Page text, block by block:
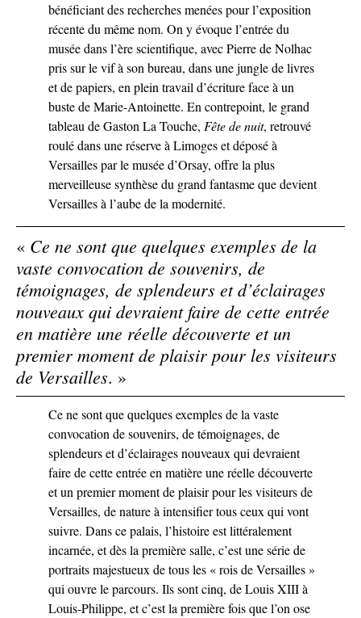
bénéficiant des recherches menées pour l’exposition
récente du même nom. On y évoque l’entrée du
musée dans l’ère scientifique, avec Pierre de Nolhac
pris sur le vif à son bureau, dans une jungle de livres
et de papiers, en plein travail d’écriture face à un
buste de Marie-Antoinette. En contrepoint, le grand
tableau de Gaston La Touche, Fête de nuit, retrouvé
roulé dans une réserve à Limoges et déposé à
Versailles par le musée d’Orsay, offre la plus
merveilleuse synthèse du grand fantasme que devient
Versailles à l’aube de la modernité.
« Ce ne sont que quelques exemples de la
vaste convocation de souvenirs, de
témoignages, de splendeurs et d’éclairages
nouveaux qui devraient faire de cette entrée
en matière une réelle découverte et un
premier moment de plaisir pour les visiteurs
de Versailles. »
Ce ne sont que quelques exemples de la vaste
convocation de souvenirs, de témoignages, de
splendeurs et d’éclairages nouveaux qui devraient
faire de cette entrée en matière une réelle découverte
et un premier moment de plaisir pour les visiteurs de
Versailles, de nature à intensifier tous ceux qui vont
suivre. Dans ce palais, l’histoire est littéralement
incarnée, et dès la première salle, c’est une série de
portraits majestueux de tous les « rois de Versailles »
qui ouvre le parcours. Ils sont cinq, de Louis XIII à
Louis-Philippe, et c’est la première fois que l’on ose